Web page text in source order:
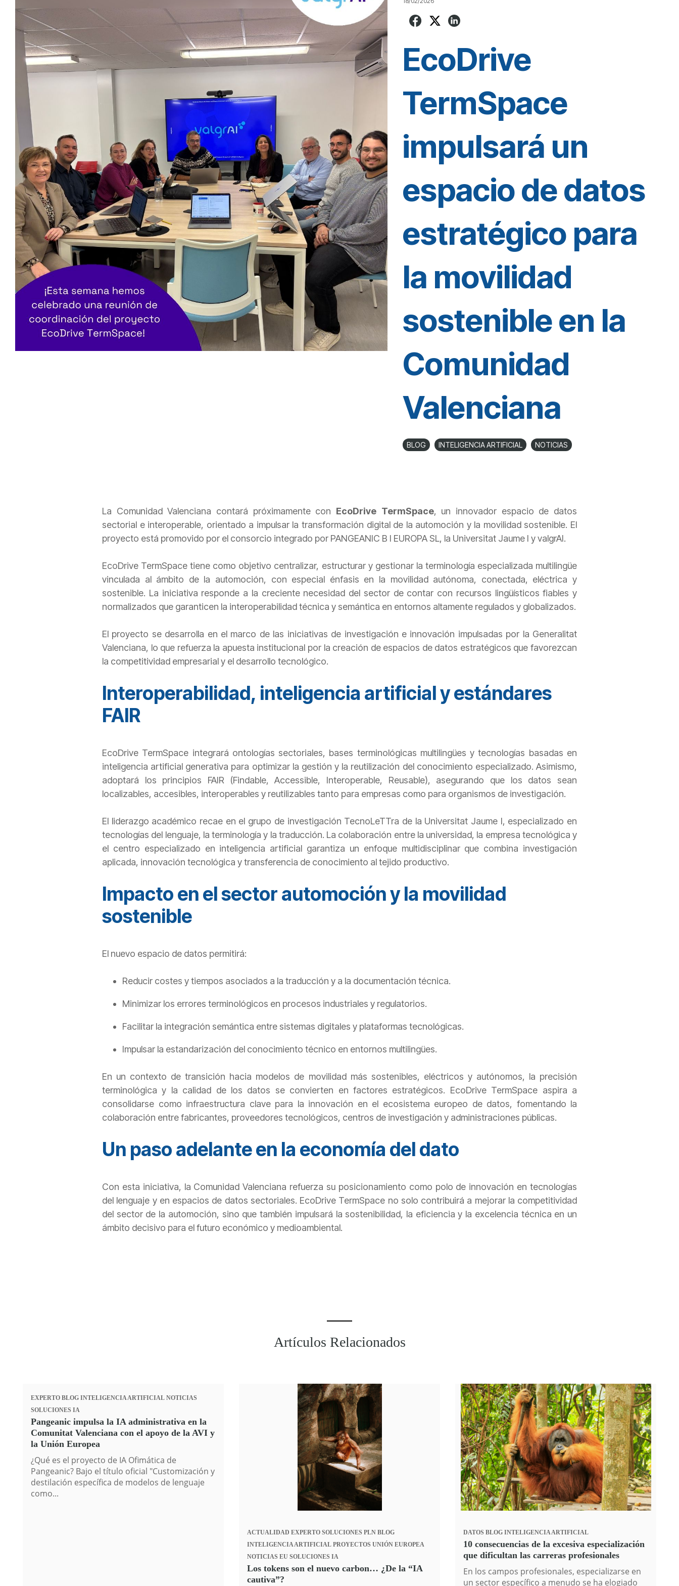
EcoDrive
TermSpace
impulsará un
espacio de datos
estratégico para
la movilidad
sostenible en la
Comunidad
Valenciana
BLOG INTELIGENCIA ARTIFICIAL NOTICIAS
La Comunidad Valenciana contará próximamente con EcoDrive TermSpace, un innovador espacio de datos
sectorial e interoperable, orientado a impulsar la transformación digital de la automoción y la movilidad sostenible. El
proyecto está promovido por el consorcio integrado por PANGEANIC B I EUROPA SL, la Universitat Jaume I y valgrAI.
EcoDrive TermSpace tiene como objetivo centralizar, estructurar y gestionar la terminología especializada multilingüe
vinculada al ámbito de la automoción, con especial énfasis en la movilidad autónoma, conectada, eléctrica y
sostenible. La iniciativa responde a la creciente necesidad del sector de contar con recursos lingüísticos fiables y
normalizados que garanticen la interoperabilidad técnica y semántica en entornos altamente regulados y globalizados.
El proyecto se desarrolla en el marco de las iniciativas de investigación e innovación impulsadas por la Generalitat
Valenciana, lo que refuerza la apuesta institucional por la creación de espacios de datos estratégicos que favorezcan
la competitividad empresarial y el desarrollo tecnológico.
Interoperabilidad, inteligencia artificial y estándares
FAIR
EcoDrive TermSpace integrará ontologías sectoriales, bases terminológicas multilingües y tecnologías basadas en
inteligencia artificial generativa para optimizar la gestión y la reutilización del conocimiento especializado. Asimismo,
adoptará los principios FAIR (Findable, Accessible, Interoperable, Reusable), asegurando que los datos sean
localizables, accesibles, interoperables y reutilizables tanto para empresas como para organismos de investigación.
El liderazgo académico recae en el grupo de investigación TecnoLeTTra de la Universitat Jaume I, especializado en
tecnologías del lenguaje, la terminología y la traducción. La colaboración entre la universidad, la empresa tecnológica y
el centro especializado en inteligencia artificial garantiza un enfoque multidisciplinar que combina investigación
aplicada, innovación tecnológica y transferencia de conocimiento al tejido productivo.
Impacto en el sector automoción y la movilidad
sostenible
El nuevo espacio de datos permitirá:
Reducir costes y tiempos asociados a la traducción y a la documentación técnica.
Minimizar los errores terminológicos en procesos industriales y regulatorios.
Facilitar la integración semántica entre sistemas digitales y plataformas tecnológicas.
Impulsar la estandarización del conocimiento técnico en entornos multilingües.
En un contexto de transición hacia modelos de movilidad más sostenibles, eléctricos y autónomos, la precisión
terminológica y la calidad de los datos se convierten en factores estratégicos. EcoDrive TermSpace aspira a
consolidarse como infraestructura clave para la innovación en el ecosistema europeo de datos, fomentando la
colaboración entre fabricantes, proveedores tecnológicos, centros de investigación y administraciones públicas.
Un paso adelante en la economía del dato
Con esta iniciativa, la Comunidad Valenciana refuerza su posicionamiento como polo de innovación en tecnologías
del lenguaje y en espacios de datos sectoriales. EcoDrive TermSpace no solo contribuirá a mejorar la competitividad
del sector de la automoción, sino que también impulsará la sostenibilidad, la eficiencia y la excelencia técnica en un
ámbito decisivo para el futuro económico y medioambiental.
Artículos Relacionados
EXPERTO BLOG INTELIGENCIA ARTIFICIAL NOTICIAS
SOLUCIONES IA
Pangeanic impulsa la IA administrativa en la
Comunitat Valenciana con el apoyo de la AVI y
la Unión Europea
¿Qué es el proyecto de IA Ofimática de
Pangeanic? Bajo el título oficial "Customización y
destilación específica de modelos de lenguaje
como...
ACTUALIDAD EXPERTO SOLUCIONES PLN BLOG
INTELIGENCIA ARTIFICIAL PROYECTOS UNIÓN EUROPEA
NOTICIAS EU SOLUCIONES IA
Los tokens son el nuevo carbon… ¿De la “IA
cautiva”?
DATOS BLOG INTELIGENCIA ARTIFICIAL
10 consecuencias de la excesiva especialización
que dificultan las carreras profesionales
En los campos profesionales, especializarse en
un sector específico a menudo se ha elogiado